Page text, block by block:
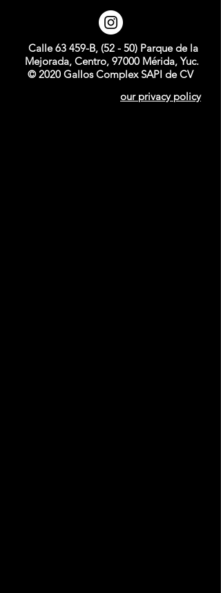
Calle 63 459-B, (52 - 50) Parque de la
Mejorada, Centro, 97000 Mérida, Yuc.
© 2020 Gallos Complex SAPI de CV
our privacy policy